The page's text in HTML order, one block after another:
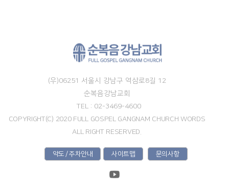
(우)06251 서울시 강남구 역삼로8길 12
순복음강남교회
TEL : 02-3469-4600
COPYRIGHT(C) 2020 FULL GOSPEL GANGNAM CHURCH WORDS
ALL RIGHT RESERVED.
약도 / 주차안내 사이트맵 문의사항